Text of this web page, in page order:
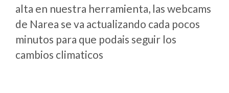
alta en nuestra herramienta, las webcams
de Narea se va actualizando cada pocos
minutos para que podais seguir los
cambios climaticos